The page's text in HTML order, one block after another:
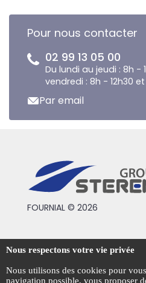
Pour nous contacter
02 99 13 05 00
Du lundi au jeudi : 8h -
vendredi : 8h - 12h30 et
Par email
FOURNIAL © 2026
Conditions générales de
Mentions légales
Nous respectons votre vie privée
Nous utilisons des cookies pour
navigation possible, vous proposer